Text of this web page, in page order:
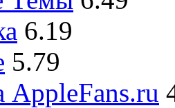
6.19
5.79
AppleFans.ru